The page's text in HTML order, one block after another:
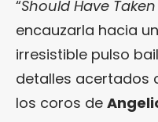
“Should Have
encauzarla hacia
irresistible pulso
detalles acertados
los coros de